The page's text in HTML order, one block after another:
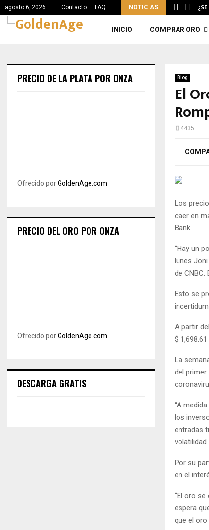
agosto 6, 2026 Contacto FAQ NOTICIAS
SIN ORO LA TIERRA?
INICIO COMPRAR ORO
Blog
El
4435
Los
caer en
Bank.
“Hay un
lunes Joni
de CNBC.
Esto se
A partir
$
La
del primer
“A
los
entradas
volatilidad
Por su
en el
“El oro
espera
que el
PRECIO DE LA PLATA POR ONZA
Ofrecido porGoldenAge.com
PRECIO DEL ORO POR ONZA
Ofrecido porGoldenAge.com
DESCARGA GRATIS